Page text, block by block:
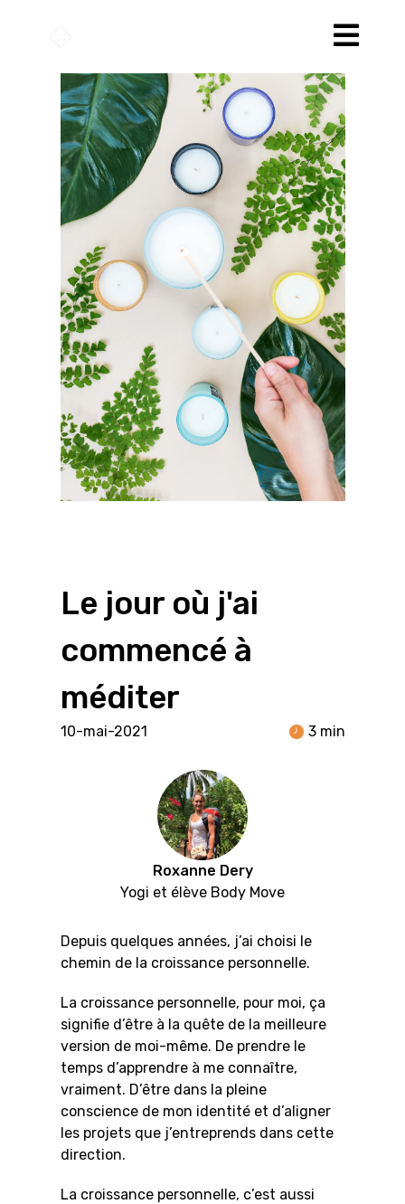
Le jour où j'ai
commencé à
méditer
10-mai-2021 3 min
Roxanne Dery
Yogi et élève Body Move
Depuis quelques années, j’ai choisi le
chemin de la croissance personnelle.
La croissance personnelle, pour moi, ça
signifie d’être à la quête de la meilleure
version de moi-même. De prendre le
temps d’apprendre à me connaître,
vraiment. D’être dans la pleine
conscience de mon identité et d’aligner
les projets que j’entreprends dans cette
direction.
La croissance personnelle, c’est aussi